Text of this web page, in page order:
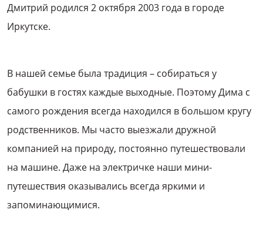
Дмитрий родился 2 октября 2003 года в городе
Иркутске.
В нашей семье была традиция – собираться у
бабушки в гостях каждые выходные. Поэтому Дима с
самого рождения всегда находился в большом кругу
родственников. Мы часто выезжали дружной
компанией на природу, постоянно путешествовали
на машине. Даже на электричке наши мини-
путешествия оказывались всегда яркими и
запоминающимися.